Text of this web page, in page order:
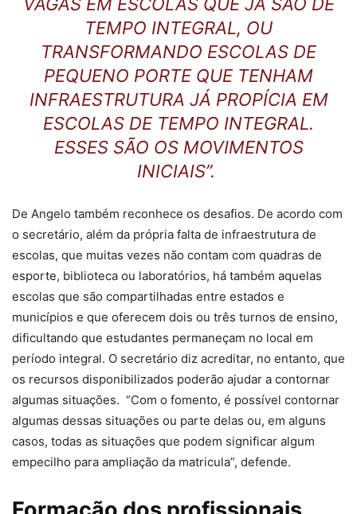
TEMPO INTEGRAL, OU
TRANSFORMANDO ESCOLAS DE
PEQUENO PORTE QUE TENHAM
INFRAESTRUTURA JÁ PROPÍCIA EM
ESCOLAS DE TEMPO INTEGRAL.
ESSES SÃO OS MOVIMENTOS
INICIAIS”.
De Angelo também reconhece os desafios. De acordo com
o secretário, além da própria falta de infraestrutura de
escolas, que muitas vezes não contam com quadras de
esporte, biblioteca ou laboratórios, há também aquelas
escolas que são compartilhadas entre estados e
municípios e que oferecem dois ou três turnos de ensino,
dificultando que estudantes permaneçam no local em
período integral. O secretário diz acreditar, no entanto, que
os recursos disponibilizados poderão ajudar a contornar
algumas situações. “Com o fomento, é possível contornar
algumas dessas situações ou parte delas ou, em alguns
casos, todas as situações que podem significar algum
empecilho para ampliação da matricula”, defende.